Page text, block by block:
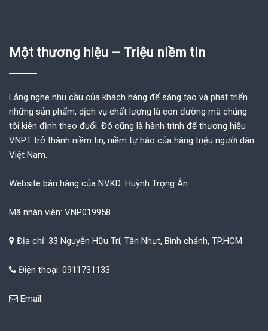
Một thương hiệu – Triệu niềm tin
Lắng nghe nhu cầu của khách hàng để sáng tạo và phát triển
những sản phẩm, dịch vụ chất lượng là con đường mà chúng
tôi kiên định theo đuổi. Đó cũng là hành trình để thương hiệu
VNPT trở thành niềm tin, niềm tự hào của hàng triệu người dân
Việt Nam.
Website bán hàng của NVKD: Huỳnh Trọng Ân
Mã nhân viên: VNP019958
Địa chỉ: 33 Nguyễn Hữu Trí, Tân Nhựt, Bình chánh, TP.HCM
Điện thoại: 0911731133
Email: